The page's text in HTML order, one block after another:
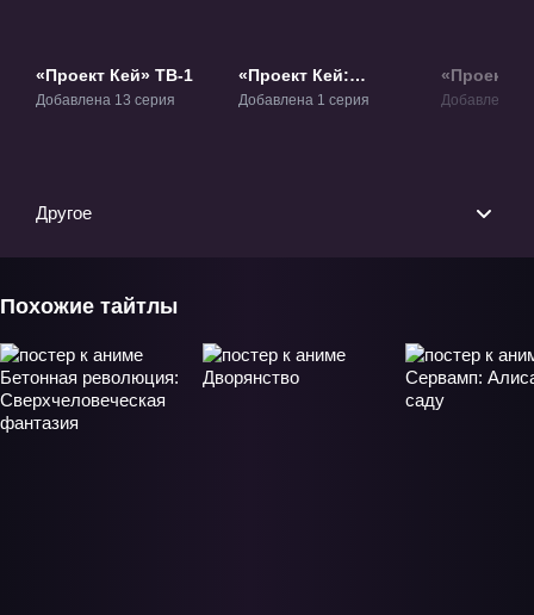
«Проект Кей» ТВ-1
Добавлена 13 серия
«Проект Кей:
Пропавшие Короли»
Добавлена 1 серия
«Проект
Добавлена
Другое
Похожие тайтлы